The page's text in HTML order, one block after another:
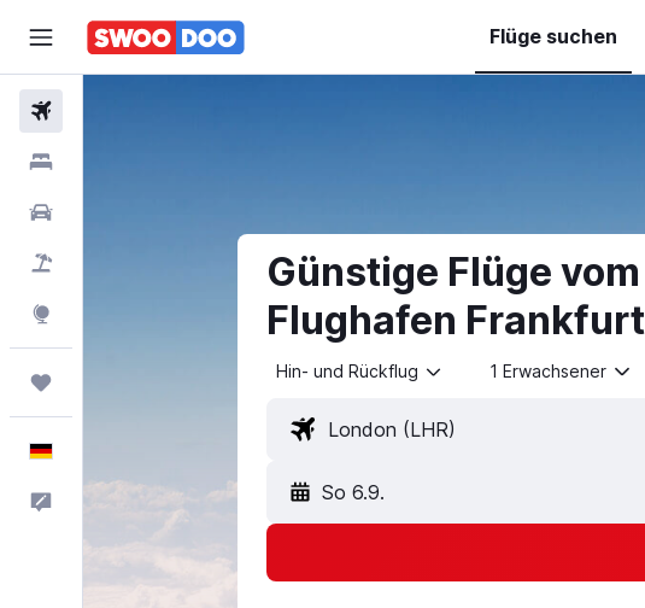
Flüge suchen
Günstige Flüge
Flughafen
Hin- und Rückflug 1 Erwachsener
So 6.9.